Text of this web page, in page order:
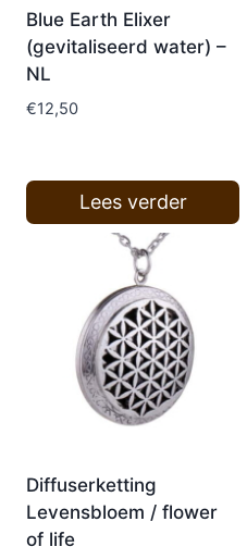
Blue Earth Elixer
(gevitaliseerd water) –
NL
€12,50
Lees verder
Diffuserketting
Levensbloem / flower
of life